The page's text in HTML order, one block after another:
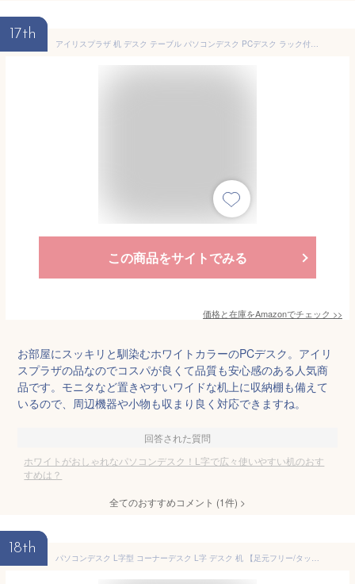
17th
アイリスプラザ 机 デスク テーブル パソコンデスク PCデスク ラック付きデスク L字デスク LDK-1279 ホワイト
この商品をサイトでみる
価格と在庫をAmazonでチェック >>
お部屋にスッキリと馴染むホワイトカラーのPCデスク。アイリ
スプラザの品なのでコスパが良くて品質も安心感のある人気商
品です。モニタなど置きやすいワイドな机上に収納棚も備えて
いるので、周辺機器や小物も収まり良く対応できますね。
回答された質問
ホワイトがおしゃれなパソコンデスク！L字で広々使いやすい机のおす
すめは？
全てのおすすめコメント (1件) >
18th
パソコンデスク L字型 コーナーデスク L字 デスク 机 【足元フリー/タップ収納】 幅140cm 省スペース おしゃれ マーブル 白 ホワイト ゲーミングデスク ワークデスク 在宅 テレワーク 勉強机 学習机 コンセント収納